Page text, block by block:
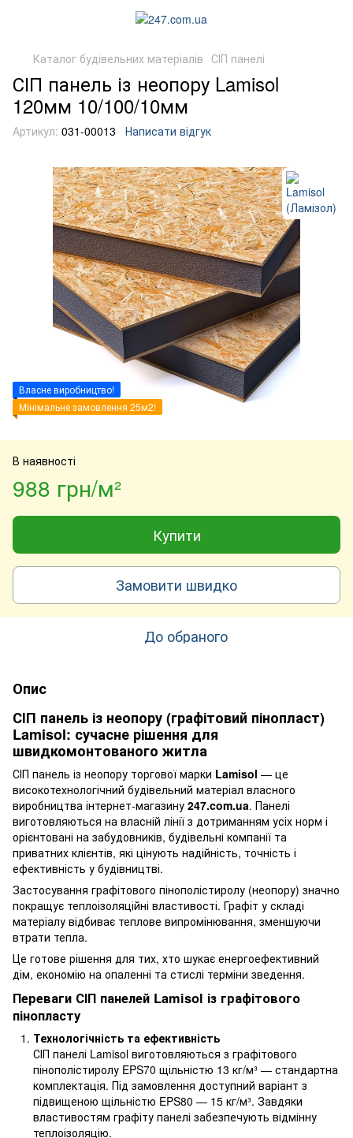
Каталог будівельних матеріалів СІП панелі
СІП панель із неопору Lamisol
120мм 10/100/10мм
Артикул: 031-00013 Написати відгук
Власне виробництво!
Мінімальне замовлення 25м2!
В наявності
988 грн/м²
Купити
Замовити швидко
До обраного
Опис
СІП панель із неопору (графітовий пінопласт)
Lamisol: сучасне рішення для
швидкомонтованого житла
СІП панель із неопору торгової марки Lamisol — це
високотехнологічний будівельний матеріал власного
виробництва інтернет-магазину 247.com.ua. Панелі
виготовляються на власній лінії з дотриманням усіх норм і
орієнтовані на забудовників, будівельні компанії та
приватних клієнтів, які цінують надійність, точність і
ефективність у будівництві.
Застосування графітового пінополістиролу (неопору) значно
покращує теплоізоляційні властивості. Графіт у складі
матеріалу відбиває теплове випромінювання, зменшуючи
втрати тепла.
Це готове рішення для тих, хто шукає енергоефективний
дім, економію на опаленні та стислі терміни зведення.
Переваги СІП панелей Lamisol із графітового
пінопласту
Технологічність та ефективність
СІП панелі Lamisol виготовляються з графітового
пінополістиролу EPS70 щільністю 13 кг/м³ — стандартна
комплектація. Під замовлення доступний варіант з
підвищеною щільністю EPS80 — 15 кг/м³. Завдяки
властивостям графіту панелі забезпечують відмінну
теплоізоляцію.